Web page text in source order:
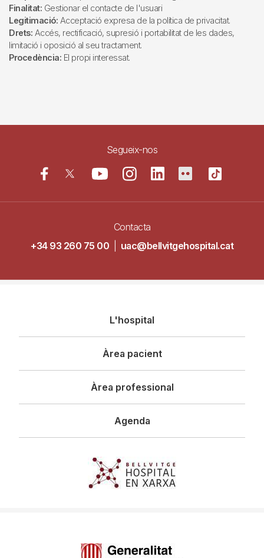
Finalitat: Gestionar el contacte de l'usuari
Legitimació: Acceptació expresa de la política de privacitat.
Drets: Accés, rectificació, supresió i portabilitat de les dades,
limitació i oposició al seu tractament.
Procedència: El propi interessat.
Segueix-nos
Contacta
+34 93 260 75 00
uac@bellvitgehospital.cat
principal
L'hospital
Àrea pacient
Àrea professional
Agenda